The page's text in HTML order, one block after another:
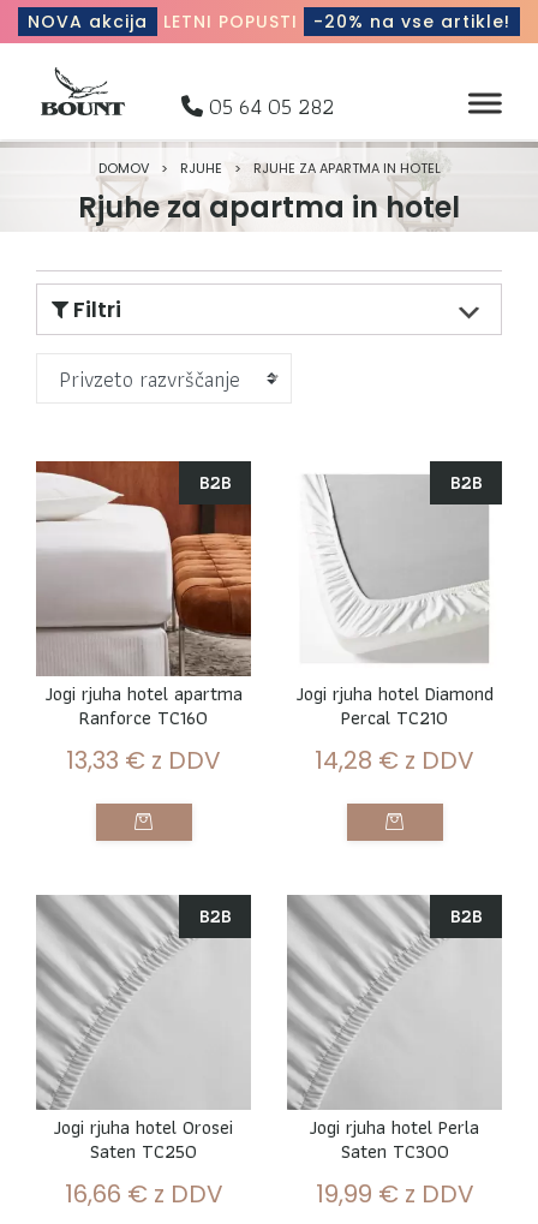
NOVA akcija LETNI POPUSTI -20% na vse artikle!
05 64 05 282
DOMOV > RJUHE > RJUHE ZA APARTMA IN HOTEL
Rjuhe za apartma in hotel
Filtri
Privzeto razvrščanje
B2B
Jogi rjuha hotel apartma
Ranforce TC160
13,33 € z DDV
B2B
Jogi rjuha hotel Diamond
Percal TC210
14,28 € z DDV
B2B
Jogi rjuha hotel Orosei
Saten TC250
16,66 € z DDV
B2B
Jogi rjuha hotel Perla
Saten TC300
19,99 € z DDV